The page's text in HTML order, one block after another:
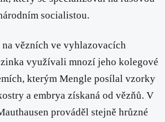
socialistou.
vězních ve vyhlazovacích
využívali mnozí jeho kolegové
kterým Mengle posílal vzorky
a embrya získaná od vězňů. V
prováděl stejně hrůzné